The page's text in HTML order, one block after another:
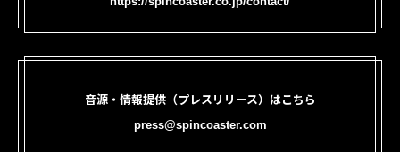
音源・情報提供（プレスリリース）はこちら
press@spincoaster.com